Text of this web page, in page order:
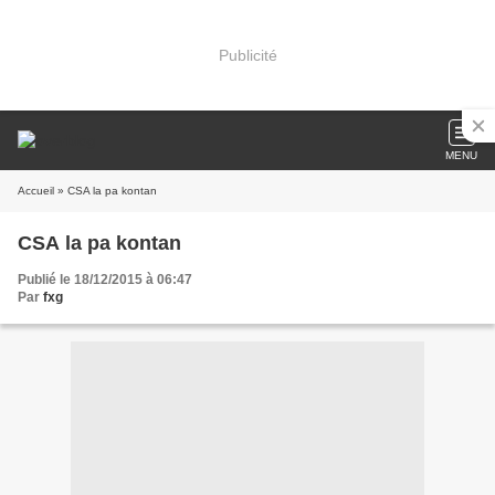
Publicité
MENU
Accueil » CSA la pa kontan
CSA la pa kontan
Publié le 18/12/2015 à 06:47
Par fxg